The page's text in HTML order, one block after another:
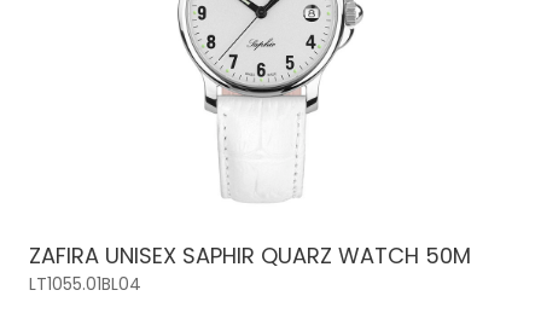
ZAFIRA UNISEX SAPHIR QUARZ WATCH 50M
LT1055.01BL04